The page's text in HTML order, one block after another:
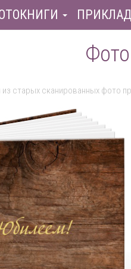
старых сканированных фото